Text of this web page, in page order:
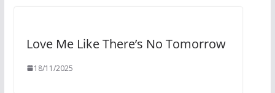
Love Me Like There’s No Tomorrow
18/11/2025